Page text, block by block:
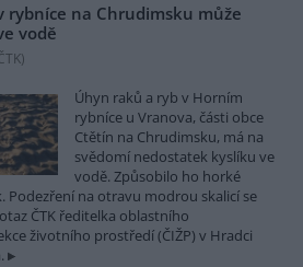
rybníce na Chrudimsku může
vodě
)
Úhyn raků a ryb v Horním
rybníce u Vranova, části obce
Ctětín na Chrudimsku, má na
svědomí nedostatek kyslíku ve
vodě. Způsobilo ho horké
Podezření na otravu modrou skalicí se
ČTK ředitelka oblastního
životního prostředí (ČIŽP) v Hradci